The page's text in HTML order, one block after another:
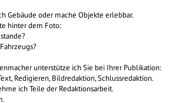
Gebäude oder mache Objekte erlebbar.
hinter dem Foto:
unterstütze ich Sie bei Ihrer Publikation:
Redigieren, Bildredaktion, Schlussredaktion.
ich Teile der Redaktionsarbeit.